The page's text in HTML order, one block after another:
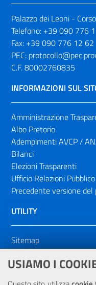
USIAMO I
Palazzo dei Leoni -
Telefono: +39 090 776
Fax: +39 090 776 12 62
PEC:
C.F. 80002760835
INFORMAZIONI SUL
Amministrazione
Albo Pretorio
Adempimenti AVCP /
Bilanci
Elezioni Trasparenti
Ufficio Relazioni Pubblico
Precedente versione
UTILITY
Sitemap
Dichiarazione di
NOTE LEGALI